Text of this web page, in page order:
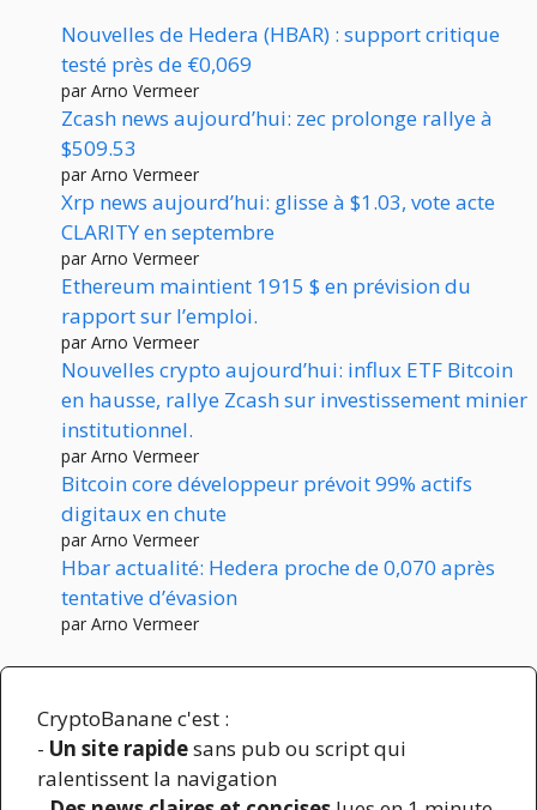
Nouvelles de Hedera (HBAR) : support critique
testé près de €0,069
par Arno Vermeer
Zcash news aujourd’hui: zec prolonge rallye à
$509.53
par Arno Vermeer
Xrp news aujourd’hui: glisse à $1.03, vote acte
CLARITY en septembre
par Arno Vermeer
Ethereum maintient 1915 $ en prévision du
rapport sur l’emploi.
par Arno Vermeer
Nouvelles crypto aujourd’hui: influx ETF Bitcoin
en hausse, rallye Zcash sur investissement minier
institutionnel.
par Arno Vermeer
Bitcoin core développeur prévoit 99% actifs
digitaux en chute
par Arno Vermeer
Hbar actualité: Hedera proche de 0,070 après
tentative d’évasion
par Arno Vermeer
CryptoBanane c'est :
- Un site rapidesans pub ou script qui
ralentissent la navigation